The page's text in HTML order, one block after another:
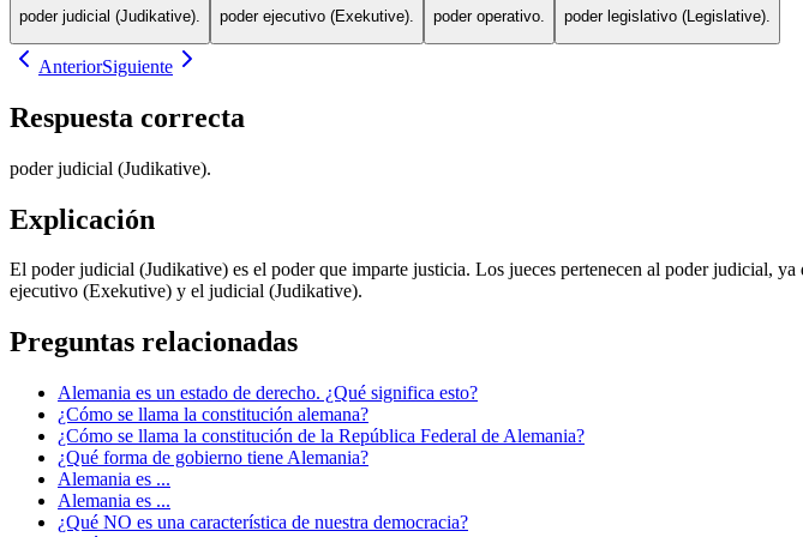
poder judicial (Judikative). poder ejecutivo (Exekutive). poder operativo. poder legislativo (Legislative).
AnteriorSiguiente
Respuesta correcta
poder judicial (Judikative).
Explicación
El poder judicial (Judikative) es el poder que imparte justicia. Los jueces pertenecen al poder judicial,
ejecutivo (Exekutive) y el judicial (Judikative).
Preguntas relacionadas
Alemania es un estado de derecho. ¿Qué significa esto?
¿Cómo se llama la constitución alemana?
¿Cómo se llama la constitución de la República Federal de Alemania?
¿Qué forma de gobierno tiene Alemania?
Alemania es ...
Alemania es ...
¿Qué NO es una característica de nuestra democracia?